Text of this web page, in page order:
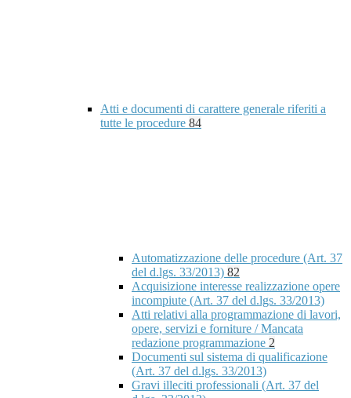
Atti e documenti di carattere generale riferiti a
tutte le procedure 84
Automatizzazione delle procedure (Art. 37
del d.lgs. 33/2013) 82
Acquisizione interesse realizzazione opere
incompiute (Art. 37 del d.lgs. 33/2013)
Atti relativi alla programmazione di lavori,
opere, servizi e forniture / Mancata
redazione programmazione 2
Documenti sul sistema di qualificazione
(Art. 37 del d.lgs. 33/2013)
Gravi illeciti professionali (Art. 37 del